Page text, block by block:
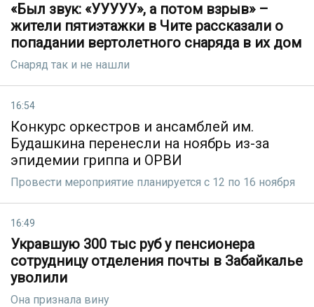
«Был звук: «УУУУУ», а потом взрыв» –
жители пятиэтажки в Чите рассказали о
попадании вертолетного снаряда в их дом
Снаряд так и не нашли
16:54
Конкурс оркестров и ансамблей им.
Будашкина перенесли на ноябрь из-за
эпидемии гриппа и ОРВИ
Провести мероприятие планируется с 12 по 16 ноября
16:49
Укравшую 300 тыс руб у пенсионера
сотрудницу отделения почты в Забайкалье
уволили
Она признала вину